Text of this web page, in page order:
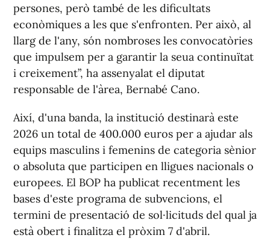
persones, però també de les dificultats
econòmiques a les que s'enfronten. Per això, al
llarg de l'any, són nombroses les convocatòries
que impulsem per a garantir la seua continuïtat
i creixement”, ha assenyalat el diputat
responsable de l'àrea, Bernabé Cano.
Així, d'una banda, la institució destinarà este
2026 un total de 400.000 euros per a ajudar als
equips masculins i femenins de categoria sènior
o absoluta que participen en lligues nacionals o
europees. El BOP ha publicat recentment les
bases d'este programa de subvencions, el
termini de presentació de sol·licituds del qual ja
està obert i finalitza el pròxim 7 d'abril.